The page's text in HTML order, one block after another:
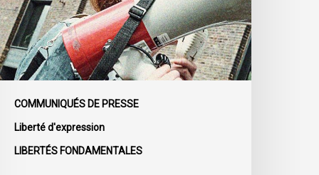
COMMUNIQUÉS DE PRESSE
Liberté d'expression
LIBERTÉS FONDAMENTALES